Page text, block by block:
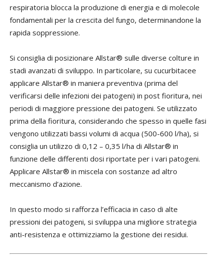
respiratoria blocca la produzione di energia e di molecole
fondamentali per la crescita del fungo, determinandone la
rapida soppressione.
Si consiglia di posizionare Allstar® sulle diverse colture in
stadi avanzati di sviluppo. In particolare, su cucurbitacee
applicare Allstar® in maniera preventiva (prima del
verificarsi delle infezioni dei patogeni) in post fioritura, nei
periodi di maggiore pressione dei patogeni. Se utilizzato
prima della fioritura, considerando che spesso in quelle fasi
vengono utilizzati bassi volumi di acqua (500-600 l/ha), si
consiglia un utilizzo di 0,12 – 0,35 l/ha di Allstar® in
funzione delle differenti dosi riportate per i vari patogeni.
Applicare Allstar® in miscela con sostanze ad altro
meccanismo d’azione.
In questo modo si rafforza l’efficacia in caso di alte
pressioni dei patogeni, si sviluppa una migliore strategia
anti-resistenza e ottimizziamo la gestione dei residui.